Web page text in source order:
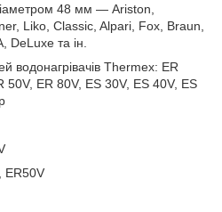
48 мм — Ariston,
Liko, Classic, Alpari, Fox, Braun,
DeLuxe та ін.
водонагрівачів Thermex: ER
50V, ER 80V, ES 30V, ES 40V, ES
ER50V